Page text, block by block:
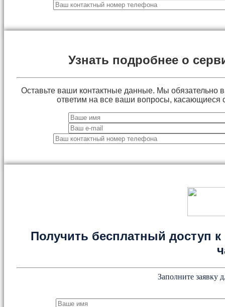
Узнать подробнее о
Оставьте ваши контактные данные. Мы обязательно
ответим на все ваши вопросы, касающиеся
Получить бесплатный доступ к
Заполните заявку